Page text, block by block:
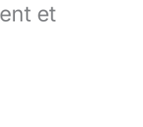
et